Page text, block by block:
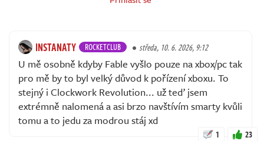
INSTANATY ROCKETCLUB středa, 10. 6. 2026, 9:12
U mě osobně kdyby Fable vyšlo pouze na xbox/pc tak
pro mě by to byl velký důvod k pořízení xboxu. To
stejný i Clockwork Revolution... už teď jsem
extrémně nalomená a asi brzo navštívím smarty kvůli
tomu a to jedu za modrou stáj xd
1 23